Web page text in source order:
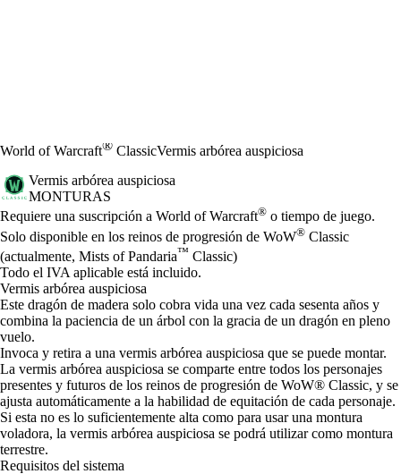
World of Warcraft® ClassicVermis arbórea auspiciosa
Vermis arbórea auspiciosa
MONTURAS
Precio
Available actions
Requiere una suscripción a World of Warcraft® o tiempo de juego.
Solo disponible en los reinos de progresión de WoW® Classic
(actualmente, Mists of Pandaria™ Classic)
Todo el IVA aplicable está incluido.
Vermis arbórea auspiciosa
Este dragón de madera solo cobra vida una vez cada sesenta años y
combina la paciencia de un árbol con la gracia de un dragón en pleno
vuelo.
Invoca y retira a una vermis arbórea auspiciosa que se puede montar.
La vermis arbórea auspiciosa se comparte entre todos los personajes
presentes y futuros de los reinos de progresión de WoW® Classic, y se
ajusta automáticamente a la habilidad de equitación de cada personaje.
Si esta no es lo suficientemente alta como para usar una montura
voladora, la vermis arbórea auspiciosa se podrá utilizar como montura
terrestre.
Requisitos del sistema